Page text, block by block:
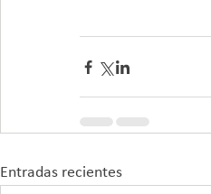
Entradas recientes